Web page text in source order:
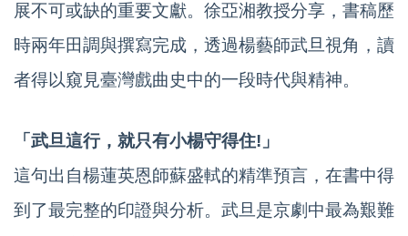
展不可或缺的重要文獻。徐亞湘教授分享，書稿歷
時兩年田調與撰寫完成，透過楊藝師武旦視角，讀
者得以窺見臺灣戲曲史中的一段時代與精神。
「武旦這行，就只有小楊守得住!」
這句出自楊蓮英恩師蘇盛軾的精準預言，在書中得
到了最完整的印證與分析。武旦是京劇中最為艱難